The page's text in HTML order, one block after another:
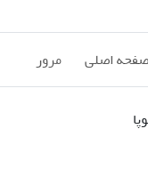
صفحه اصلی مرور